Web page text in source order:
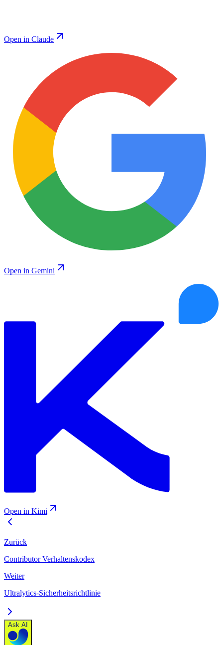
Open in Claude
Open in Gemini
Open in Kimi
Zurück
Contributor Verhaltenskodex
Weiter
Ultralytics-Sicherheitsrichtlinie
Ask AI